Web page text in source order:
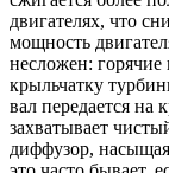
двигателях, что
мощность
несложен:
крыльчатку
вал передается на
захватывает
диффузор,